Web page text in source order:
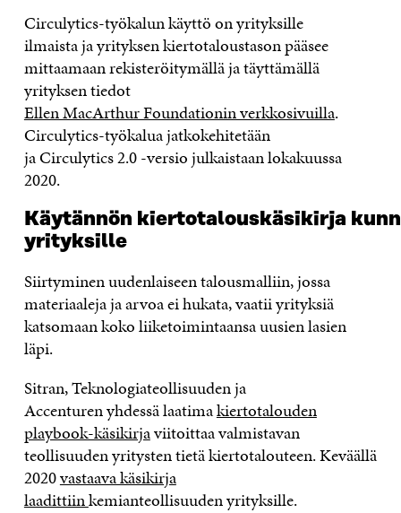
Circulytics-työkalunkäyttö on yrityksille
ilmaistajayrityksen kiertotaloustason pääsee
mittaamaanrekisteröitymällä ja täyttämällä
yrityksen tiedot
Ellen MacArthur Foundationin verkkosivuilla.
Circulytics-työkalua jatkokehitetään
jaCirculytics2.0 -versio julkaistaan lokakuussa
2020.
Käytännön kiertotalouskäsikirja
yrityksille
Siirtyminen uudenlaiseen talousmalliin, jossa
materiaaleja ja arvoa ei hukata, vaatii yrityksiä
katsomaan koko liiketoimintaansa uusien lasien
läpi.
Sitran,Teknologiateollisuudenja
Accenturenyhdessälaatimakiertotalouden
playbook-käsikirjaviitoittaavalmistavan
teollisuuden yritysten tietä kiertotalouteen. Keväällä
2020vastaava käsikirja
laadittiinkemianteollisuuden yrityksille.